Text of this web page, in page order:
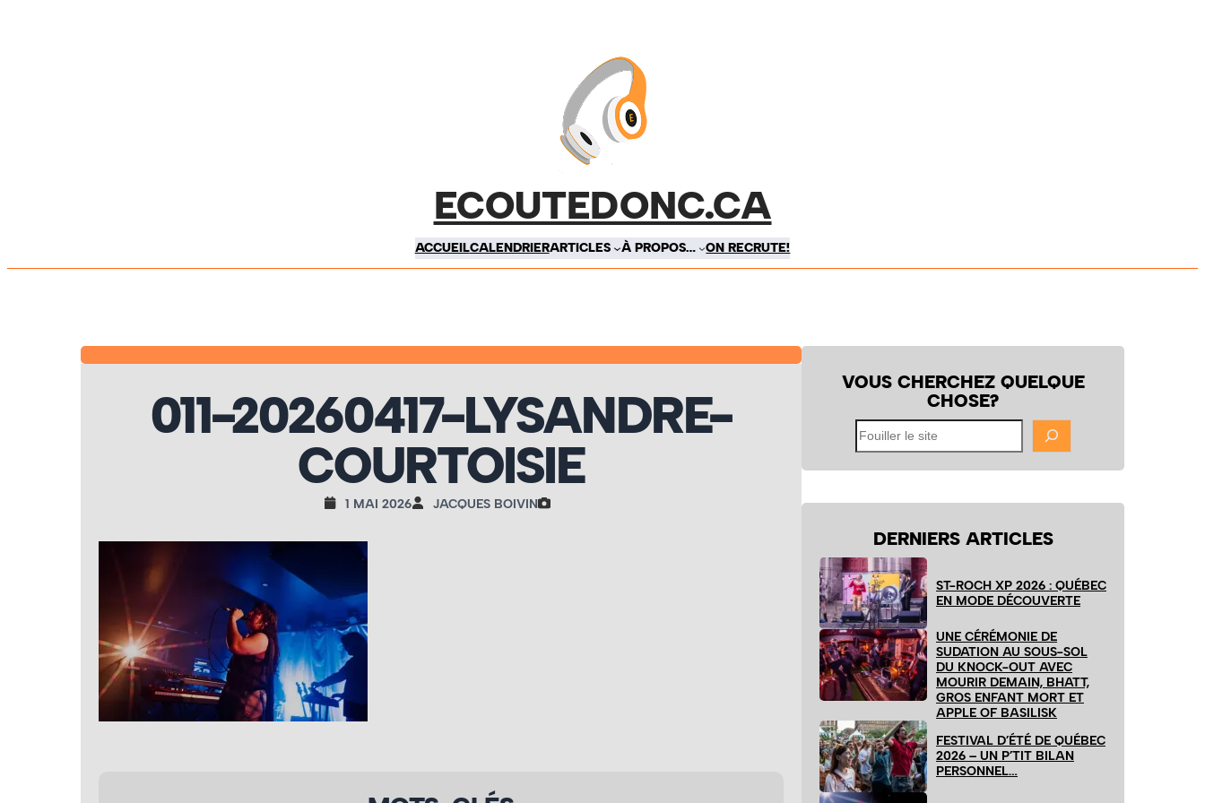
ECOUTEDONC.CA
ACCUEILCALENDRIERARTICLES À PROPOS… ON RECRUTE!
011-20260417-LYSANDRE-
COURTOISIE
1 MAI 2026 JACQUES BOIVIN
VOUS CHERCHEZ QUELQUE
CHOSE?
Fouiller
le
site
DERNIERS ARTICLES
ST-ROCH XP 2026 : QUÉBEC
EN MODE DÉCOUVERTE
UNE CÉRÉMONIE DE
SUDATION AU SOUS-SOL
DU KNOCK-OUT AVEC
MOURIR DEMAIN, BHATT,
GROS ENFANT MORT ET
APPLE OF BASILISK
FESTIVAL D’ÉTÉ DE QUÉBEC
2026 – UN P’TIT BILAN
PERSONNEL…